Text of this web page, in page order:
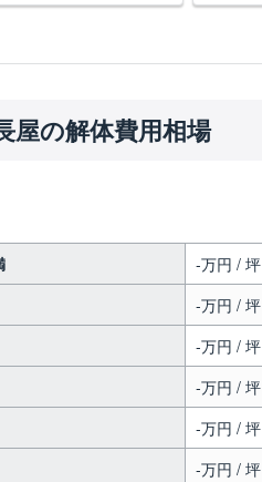
屋の解体費用相場
-万円 / 坪
-万円 / 坪
-万円 / 坪
-万円 / 坪
-万円 / 坪
-万円 / 坪